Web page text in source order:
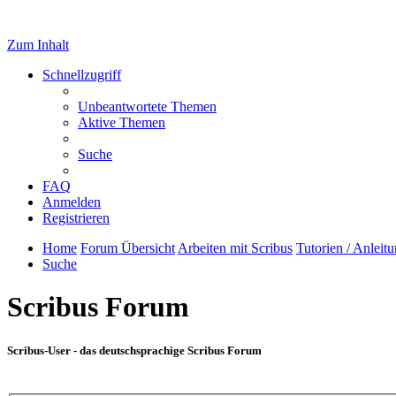
Zum Inhalt
Schnellzugriff
Unbeantwortete Themen
Aktive Themen
Suche
FAQ
Anmelden
Registrieren
Home Forum Übersicht Arbeiten mit Scribus Tutorien /
Suche
Scribus Forum
Scribus-User - das deutschsprachige Scribus Forum